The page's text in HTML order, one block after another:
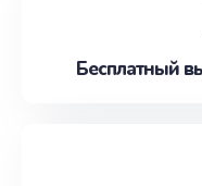
Бесплатный